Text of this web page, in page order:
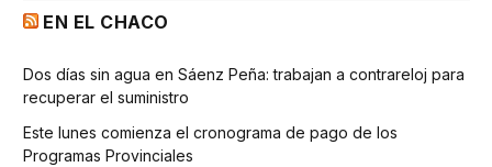
EN EL CHACO
Dos días sin agua en Sáenz Peña: trabajan a contrareloj para
recuperar el suministro
Este lunes comienza el cronograma de pago de los
Programas Provinciales